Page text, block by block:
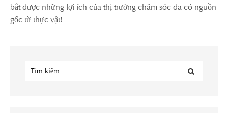
bắt được những lợi ích của thị trường chăm sóc da có nguồn
gốc từ thực vật!